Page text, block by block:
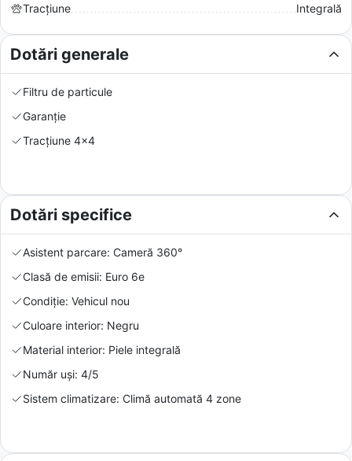
Tracțiune
Integrală
Dotări generale
Filtru de particule
Garanție
Tracțiune 4x4
Dotări specifice
Asistent parcare: Cameră 360°
Clasă de emisii: Euro 6e
Condiție: Vehicul nou
Culoare interior: Negru
Material interior: Piele integrală
Număr uși: 4/5
Sistem climatizare: Climă automată 4 zone